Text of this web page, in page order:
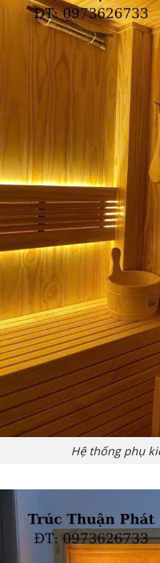
Hệ thống phụ